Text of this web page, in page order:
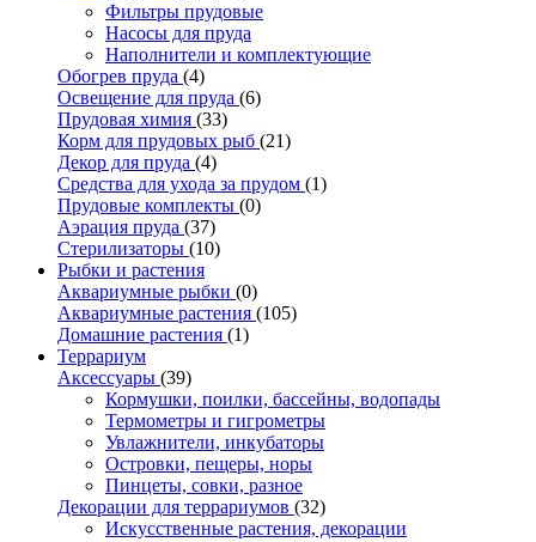
Фильтры прудовые
Насосы для пруда
Наполнители и комплектующие
Обогрев пруда (4)
Освещение для пруда (6)
Прудовая химия (33)
Корм для прудовых рыб (21)
Декор для пруда (4)
Средства для ухода за прудом (1)
Прудовые комплекты (0)
Аэрация пруда (37)
Стерилизаторы (10)
Рыбки и растения
Аквариумные рыбки (0)
Аквариумные растения (105)
Домашние растения (1)
Террариум
Аксессуары (39)
Кормушки, поилки, бассейны, водопады
Термометры и гигрометры
Увлажнители, инкубаторы
Островки, пещеры, норы
Пинцеты, совки, разное
Декорации для террариумов (32)
Искусственные растения, декорации